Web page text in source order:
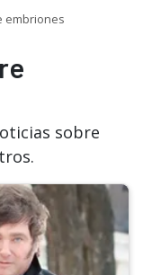
embriones
sobre